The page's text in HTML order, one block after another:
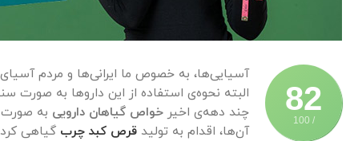
82
/ 100
آسیایی‌ها، به خصوص ما ایرانی‌ها و مردم
البته نحوه‌ی استفاده از این داروها به
چند دهه‌ی اخیر خواص گیاهان دارویی به صورت
آن‌ها، اقدام به تولید قرص کبد چرب گیاهی